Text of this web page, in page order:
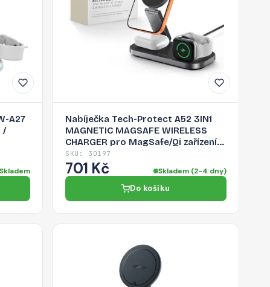
A27
/
Skladem
Nabíječka Tech-Protect A52 3IN1
MAGNETIC MAGSAFE WIRELESS
CHARGER pro MagSafe/Qi zařízení -
černá
SKU: 30197
701 Kč Skladem (2-4 dny)
Do košíku